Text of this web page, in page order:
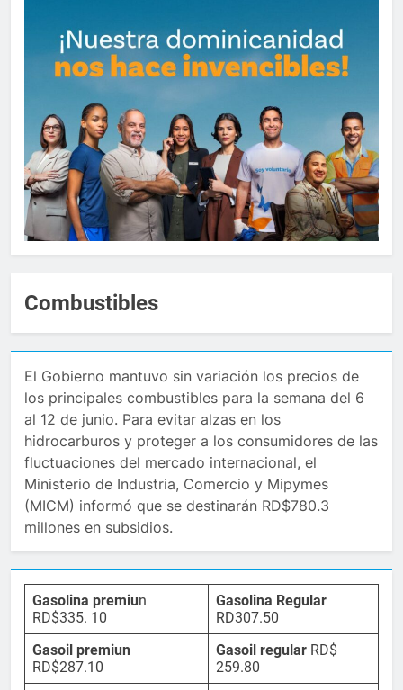
Combustibles
El Gobierno mantuvo sin variación los precios de
los principales combustibles para la semana del 6
al 12 de junio. Para evitar alzas en los
hidrocarburos y proteger a los consumidores de las
fluctuaciones del mercado internacional, el
Ministerio de Industria, Comercio y Mipymes
(MICM) informó que se destinarán RD$780.3
millones en subsidios.
Gasolina premiun
RD$335. 10
Gasolina Regular
RD307.50
Gasoil premiun
RD$287.10
Gasoil regular RD$
259.80